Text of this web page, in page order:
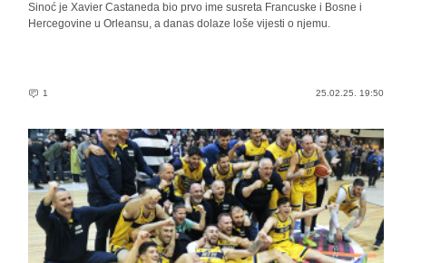
Sinoć je Xavier Castaneda bio prvo ime susreta Francuske i Bosne i
Hercegovine u Orleansu, a danas dolaze loše vijesti o njemu.
1 25.02.25. 19:50